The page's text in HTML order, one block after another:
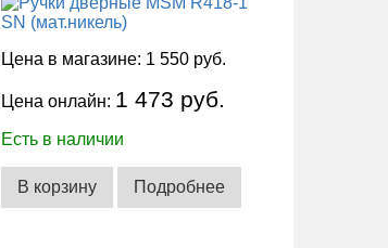
Цена в магазине: 1 550 руб.
Цена онлайн: 1 473 руб.
Есть в наличии
В корзину Подробнее